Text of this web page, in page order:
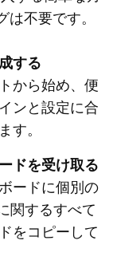
不要です。
する
から始め、便
ンと設定に合
す。
ドを受け取る
ードに個別の
関するすべて
をコピーして